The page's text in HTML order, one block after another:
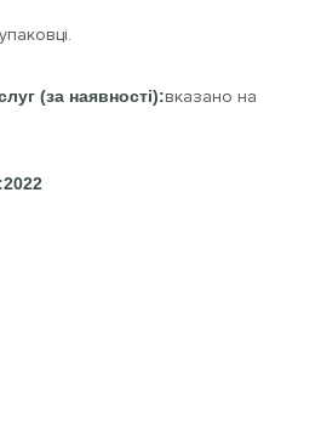
(за наявності):вказано на